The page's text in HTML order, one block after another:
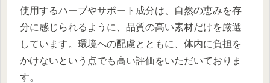
使用するハーブやサポート成分は、自然の恵みを存
分に感じられるように、品質の高い素材だけを厳選
しています。環境への配慮とともに、体内に負担を
かけないという点でも高い評価をいただいておりま
す。